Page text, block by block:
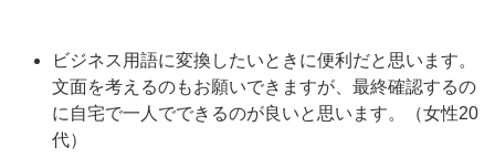
ビジネス用語に変換したいときに便利だと思います。
文面を考えるのもお願いできますが、最終確認するの
に自宅で一人でできるのが良いと思います。（女性20
代）